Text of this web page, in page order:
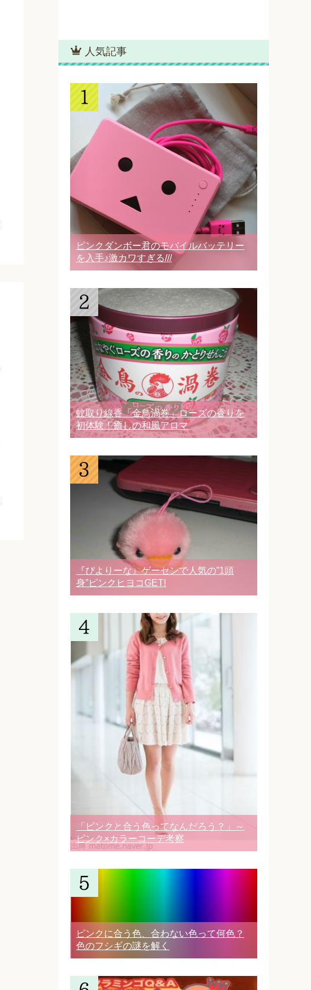
人気記事
ピンクダンボー君のモバイルバッテリー
を入手♪激カワすぎる///
蚊取り線香「金鳥渦巻」ローズの香りを
初体験！癒しの和風アロマ
『ぴよりーな』ゲーセンで人気の”1頭
身”ピンクヒヨコGET!
「ピンクと合う色ってなんだろう？」～
ピンク×カラーコーデ考察
ピンクに合う色、合わない色って何色？
色のフシギの謎を解く